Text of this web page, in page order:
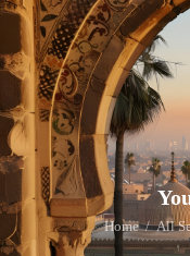
Home All
ホーム
当法人について
当法人の活動
イスラームを学
お問い合わせ
寄付